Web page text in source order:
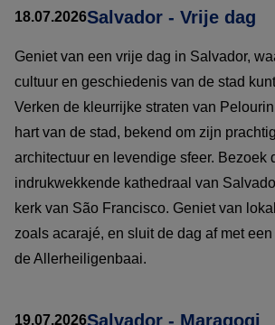
18.07.2026Salvador - Vrije dag
Geniet van een vrije dag in Salvador,
cultuur en geschiedenis van de stad
Verken de kleurrijke straten van
hart van de stad, bekend om zijn
architectuur en levendige sfeer. Bezoek
indrukwekkende kathedraal van
kerk van São Francisco. Geniet van
zoals acarajé, en sluit de dag af met
de Allerheiligenbaai.
19.07.2026Salvador - Maragogi